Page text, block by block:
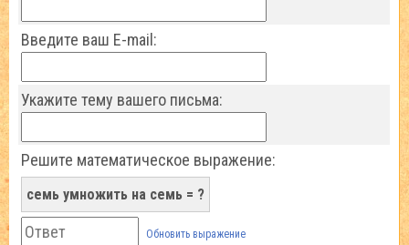
Введите ваш E-mail:
Укажите тему вашего письма:
Решите математическое выражение:
семь умножить на семь = ?
Обновить выражение